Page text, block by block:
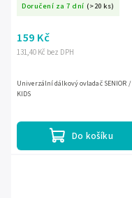
Doručení za 7 dní (>20 ks)
131,40 Kč bez DPH
159 Kč
Do košíku
Univerzální dálkový ovladač SENIOR /
KIDS